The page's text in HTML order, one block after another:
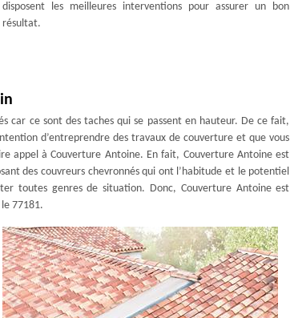
disposent les meilleures interventions pour assurer un bon
résultat.
car ce sont des taches qui se passent en hauteur. De ce fait,
d’entreprendre des travaux de couverture et que vous
appel à Couverture Antoine. En fait, Couverture Antoine est
des couvreurs chevronnés qui ont l’habitude et le potentiel
toutes genres de situation. Donc, Couverture Antoine est
77181.